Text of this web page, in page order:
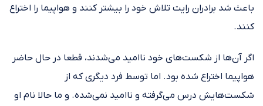
باعث شد برادران رایت تلاش خود را بیشتر کنند و هواپیما را اختراع
کنند.
اگر آن‌ها از شکست‌های خود ناامید می‌شدند، قطعا در حال حاضر
هواپیما اختراع شده بود. اما توسط فرد دیگری که از
شکست‌هایش درس می‌گرفته و ناامید نمی‌شده. و ما حالا نام او